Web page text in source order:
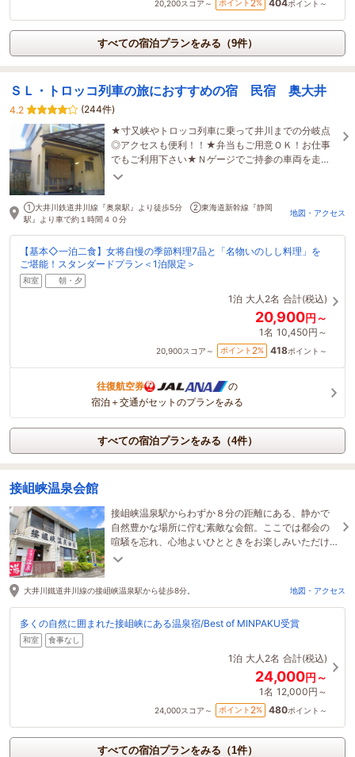
20,200スコア～ ポイント 2% 404ポイント～
すべての宿泊プランをみる（9件）
ＳＬ・トロッコ列車の旅におすすめの宿 民宿 奥大井
4.2
(244件)
★寸又峡やトロッコ列車に乗って井川までの分岐点
◎アクセスも便利！！★弁当もご用意ＯＫ！お仕事
でもご利用下さい★Ｎゲージでご持参の車両を走ら
せてね！★地産地消の田舎料理と猪鍋料理は絶品！
①大井川鉄道井川線『奥泉駅』より徒歩5分 ②東海道新幹線『静岡
駅』より車で約１時間４０分
地図・アクセス
【基本◇一泊二食】女将自慢の季節料理7品と「名物いのしし料理」を
ご堪能！スタンダードプラン＜1泊限定＞
和室 朝・夕
1泊 大人2名 合計(税込)
20,900円～
1名 10,450円～
20,900スコア～ ポイント 2% 418ポイント～
往復航空券
の
宿泊＋交通がセットのプランをみる
すべての宿泊プランをみる（4件）
接岨峡温泉会館
接岨峡温泉駅からわずか８分の距離にある、静かで
自然豊かな場所に佇む素敵な会館。ここでは都会の
喧騒を忘れ、心地よいひとときをお楽しみいただけ
ます。
大井川鐵道井川線の接岨峡温泉駅から徒歩8分。 地図・アクセス
多くの自然に囲まれた接岨峡にある温泉宿/Best of MINPAKU受賞
和室 食事なし
1泊 大人2名 合計(税込)
24,000円～
1名 12,000円～
24,000スコア～ ポイント 2% 480ポイント～
すべての宿泊プランをみる（1件）